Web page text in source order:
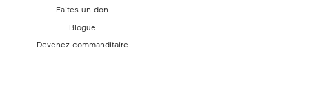
Faites un don
Blogue
Devenez commanditaire